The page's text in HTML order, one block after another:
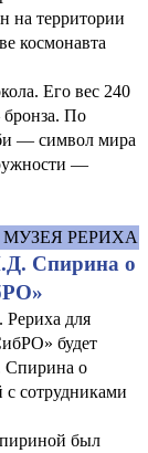
на территории
космонавта
Его вес 240
бронза. По
— символ мира
—
РЕРИХА
Спирина о
для
будет
Спирина о
сотрудниками
был